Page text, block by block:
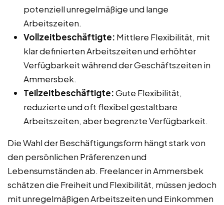
potenziell unregelmäßige und lange
Arbeitszeiten.
Vollzeitbeschäftigte: Mittlere Flexibilität, mit
klar definierten Arbeitszeiten und erhöhter
Verfügbarkeit während der Geschäftszeiten in
Ammersbek.
Teilzeitbeschäftigte:Gute Flexibilität,
reduzierte und oft flexibel gestaltbare
Arbeitszeiten, aber begrenzte Verfügbarkeit.
Die Wahl der Beschäftigungsform hängt stark von
den persönlichen Präferenzen und
Lebensumständen ab. Freelancer in Ammersbek
schätzen die Freiheit und Flexibilität, müssen jedoch
mit unregelmäßigen Arbeitszeiten und Einkommen